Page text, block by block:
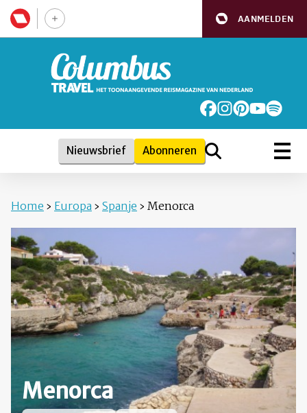
AANMELDEN
Nieuwsbrief Abonneren
Home › Europa › Spanje › Menorca
Menorca